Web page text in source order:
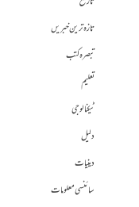
تازہ ترین خبریں
تبصرہ کتب
تعلیم
ٹیکنالوجی
دلیل
دینیات
سائنسی معلومات